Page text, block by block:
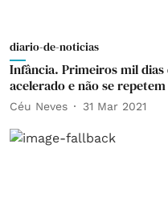
diario-de-noticias
Infância. Primeiros mil dias
acelerado e não se repetem
Céu Neves 31 Mar 2021